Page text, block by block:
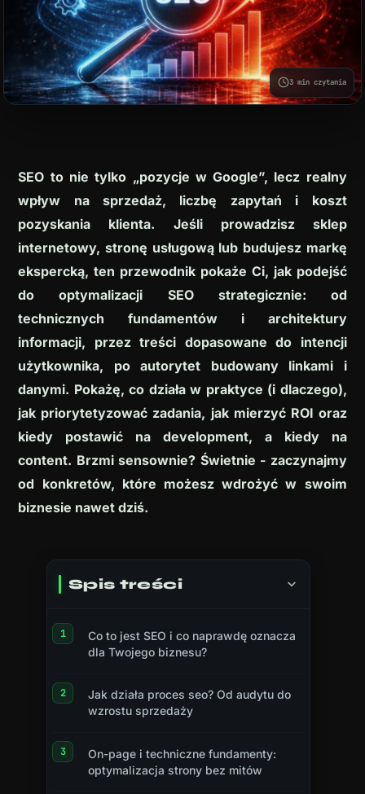
Modernizacja stron WWW
Opieka nad stroną WordPress
ZAREZERWUJ DARMOWĄ
KONSULTACJĘ
3 min czytania
SEO to nie tylko „pozycje w Google”, lecz realny
wpływ na sprzedaż, liczbę zapytań i koszt
pozyskania klienta. Jeśli prowadzisz sklep
internetowy, stronę usługową lub budujesz markę
ekspercką, ten przewodnik pokaże Ci, jak podejść
do optymalizacji SEO strategicznie: od
technicznych fundamentów i architektury
informacji, przez treści dopasowane do intencji
użytkownika, po autorytet budowany linkami i
danymi. Pokażę, co działa w praktyce (i dlaczego),
jak priorytetyzować zadania, jak mierzyć ROI oraz
kiedy postawić na development, a kiedy na
content. Brzmi sensownie? Świetnie - zaczynajmy
od konkretów, które możesz wdrożyć w swoim
biznesie nawet dziś.
Spis treści
Co to jest SEO i co naprawdę oznacza
dla Twojego biznesu?
Jak działa proces seo? Od audytu do
wzrostu sprzedaży
On-page i techniczne fundamenty:
optymalizacja strony bez mitów